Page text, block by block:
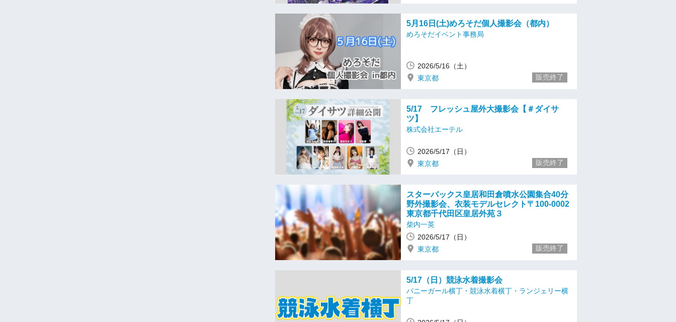
5月16日(土)めろそだ個人撮影会（都内）
めろそだイベント事務局
2026/5/16（土）
東京都
販売終了
5/17 フレッシュ屋外大撮影会【＃ダイサ
ツ】
株式会社エーテル
2026/5/17（日）
東京都
販売終了
スターバックス皇居和田倉噴水公園集合40分
野外撮影会、衣装モデルセレクト〒100-0002
東京都千代田区皇居外苑３
柴内一英
2026/5/17（日）
東京都
販売終了
5/17（日）競泳水着撮影会
バニーガール横丁・競泳水着横丁・ランジェリー横
丁